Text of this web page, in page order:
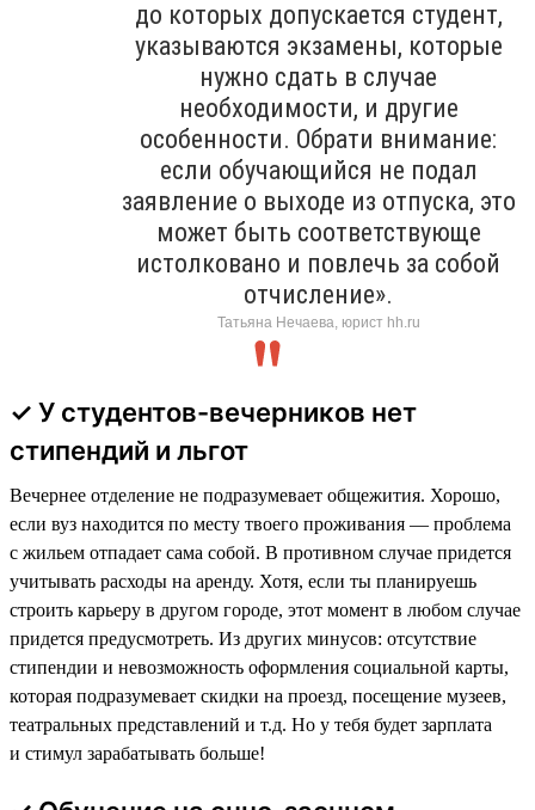
до которых допускается студент,
указываются экзамены, которые
нужно сдать в случае
необходимости, и другие
особенности. Обрати внимание:
если обучающийся не подал
заявление о выходе из отпуска, это
может быть соответствующе
истолковано и повлечь за собой
отчисление».
Татьяна Нечаева, юрист hh.ru
✓ У студентов-вечерников нет
стипендий и льгот
Вечернее отделение не подразумевает общежития. Хорошо,
если вуз находится по месту твоего проживания — проблема
с жильем отпадает сама собой. В противном случае придется
учитывать расходы на аренду. Хотя, если ты планируешь
строить карьеру в другом городе, этот момент в любом случае
придется предусмотреть. Из других минусов: отсутствие
стипендии и невозможность оформления социальной карты,
которая подразумевает скидки на проезд, посещение музеев,
театральных представлений и т.д. Но у тебя будет зарплата
и стимул зарабатывать больше!